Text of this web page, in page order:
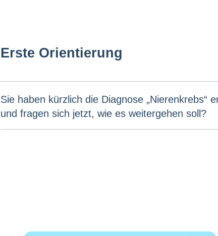
Erste Orientierung
Sie haben kürzlich die Diagnose „Nierenkrebs“
und fragen sich jetzt, wie es weitergehen soll?